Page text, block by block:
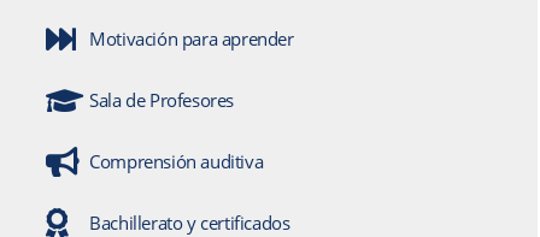
Motivación para aprender
Sala de Profesores
Comprensión auditiva
Bachillerato y certificados